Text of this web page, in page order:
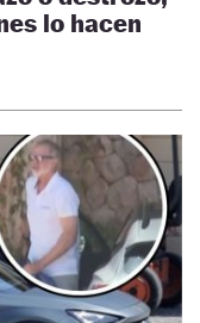
lo hacen